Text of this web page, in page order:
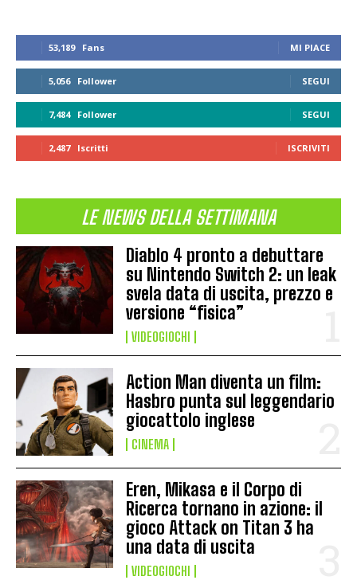
53,189 Fans MI PIACE
5,056 Follower SEGUI
7,484 Follower SEGUI
2,487 Iscritti ISCRIVITI
LE NEWS DELLA SETTIMANA
Diablo 4 pronto a debuttare
su Nintendo Switch 2: un leak
svela data di uscita, prezzo e
versione “fisica”
VIDEOGIOCHI
Action Man diventa un film:
Hasbro punta sul leggendario
giocattolo inglese
CINEMA
Eren, Mikasa e il Corpo di
Ricerca tornano in azione: il
gioco Attack on Titan 3 ha
una data di uscita
VIDEOGIOCHI